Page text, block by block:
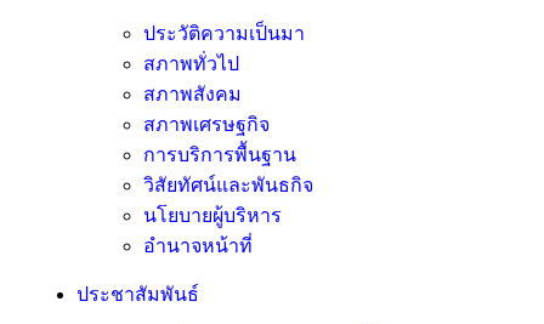
ประวัติความเป็นมา
สภาพทั่วไป
สภาพสังคม
สภาพเศรษฐกิจ
การบริการพื้นฐาน
วิสัยทัศน์และพันธกิจ
นโยบายผู้บริหาร
อํานาจหน้าที่
ประชาสัมพันธ์